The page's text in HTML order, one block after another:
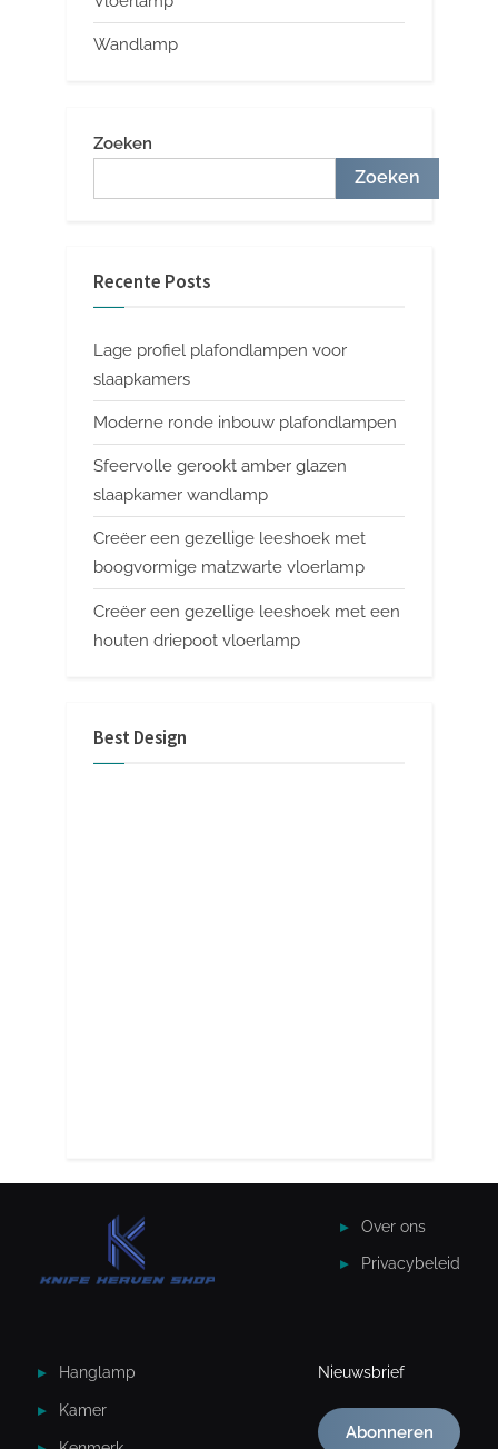
Wandlamp
Zoeken
Zoeken
Recente Posts
Lage profiel plafondlampen voor
slaapkamers
Moderne ronde inbouw plafondlampen
Sfeervolle gerookt amber glazen
slaapkamer wandlamp
Creëer een gezellige leeshoek met
boogvormige matzwarte vloerlamp
Creëer een gezellige leeshoek met een
houten driepoot vloerlamp
Best Design
Over ons
Privacybeleid
Hanglamp
Kamer
Nieuwsbrief
Abonneren